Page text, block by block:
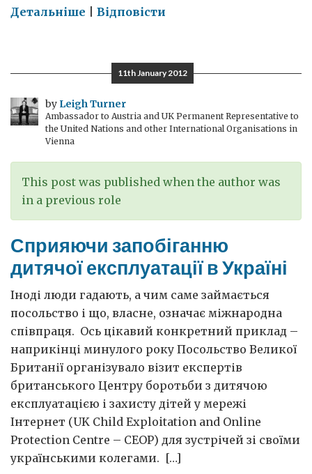
Детальніше on
англійську
Відповісти
11th January 2012
by Leigh Turner
Ambassador to Austria and UK Permanent Representative to
the United Nations and other International Organisations in
Vienna
This post was published when the author was
in a previous role
Сприяючи запобіганню
дитячої експлуатації в Україні
Іноді люди гадають, а чим саме займається
посольство і що, власне, означає міжнародна
співпраця. Ось цікавий конкретний приклад –
наприкінці минулого року Посольство Великої
Британії організувало візит експертів
британського Центру боротьби з дитячою
експлуатацією і захисту дітей у мережі
Інтернет (UK Child Exploitation and Online
Protection Centre – CEOP) для зустрічей зі своїми
українськими колегами. […]